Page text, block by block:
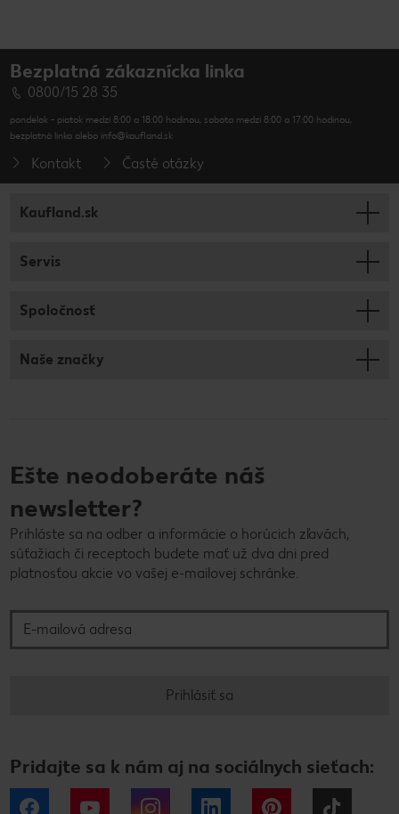
Bezplatná zákaznícka linka
0800/15 28 35
pondelok - piatok medzi 8:00 a 18:00 hodinou, sobota medzi 8:00 a 17:00 hodinou,
bezplatná linka alebo info@kaufland.sk
Kontakt Časté otázky
Kaufland.sk
Servis
Spoločnosť
Naše značky
Ešte neodoberáte náš
newsletter?
Prihláste sa na odber a informácie o horúcich zľavách,
súťažiach či receptoch budete mať už dva dni pred
platnosťou akcie vo vašej e-mailovej schránke.
Prihlásiť sa
Pridajte sa k nám aj na sociálnych sieťach:
Facebook YouTube Instagram LinkedIn Pinterest